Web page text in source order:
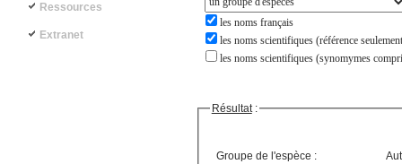
les noms français
les noms scientifiques (référence
les noms scientifiques (synomymes
Résultat:
Groupe de l'espèce :
Ressources
Extranet